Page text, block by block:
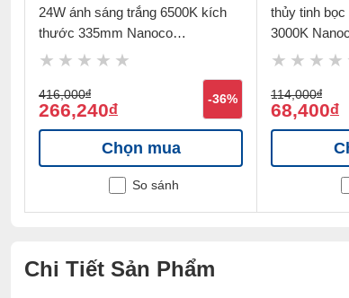
24W ánh sáng trắng 6500K kích
thước 335mm Nanoco
NCL246MP
416,000đ
266,240đ
-36%
Chọn mua
So sánh
thủy tinh
3000K
114,000đ
68,400đ
Chi Tiết Sản Phẩm